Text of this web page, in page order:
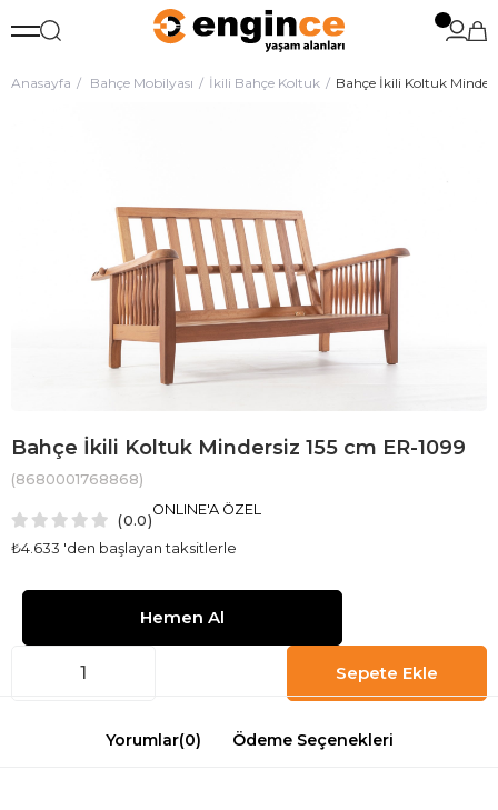
Anasayfa Bahçe Mobilyası İkili Bahçe Koltuk Bahçe İkili Koltuk
Bahçe İkili Koltuk Mindersiz 155 cm ER-1099
(8680001768868)
0.0
₺4.633 'den başlayan taksitlerle
ONLINE'A ÖZEL
Yorumlar(0) Ödeme Seçenekleri